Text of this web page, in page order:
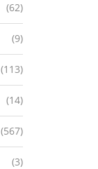
(62)
(9)
(113)
(14)
(567)
(3)